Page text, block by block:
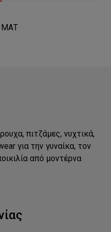
ΜΑΤ
πιτζάμες, νυχτικά,
για την γυναίκα, τον
από μοντέρνα